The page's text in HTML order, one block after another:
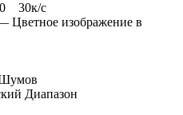
30к/с
Цветное изображение в
Диапазон